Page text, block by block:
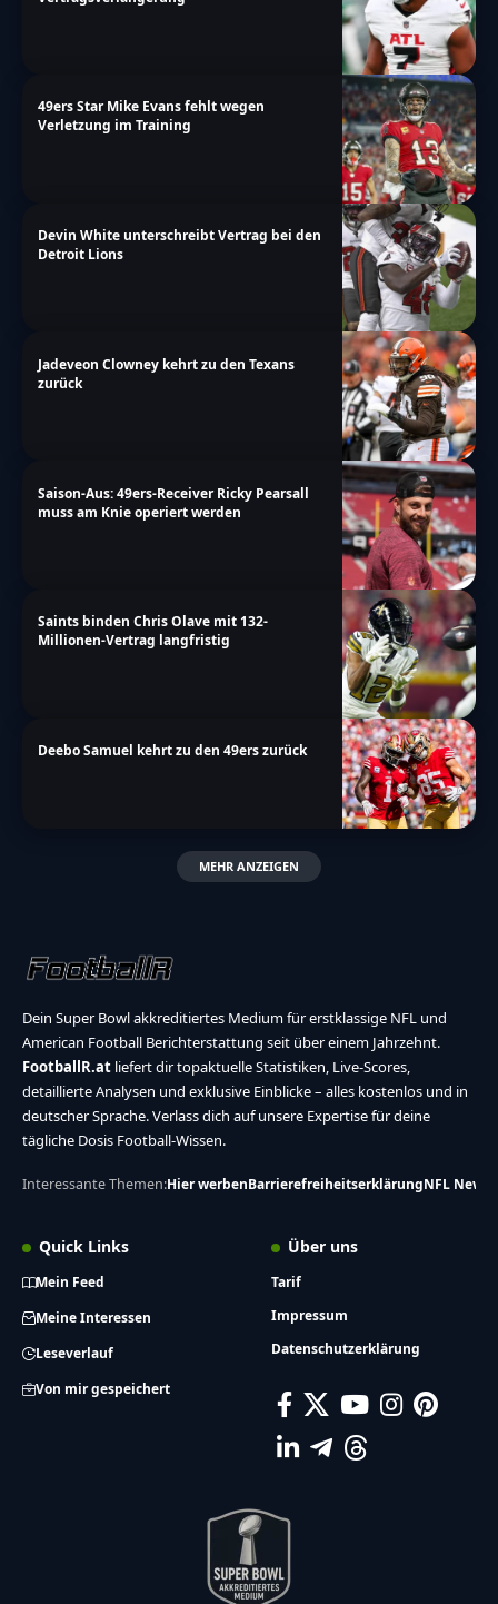
49ers Star Mike Evans fehlt wegen
Verletzung im Training
Devin White unterschreibt Vertrag bei den
Detroit Lions
Jadeveon Clowney kehrt zu den Texans
zurück
Saison-Aus: 49ers-Receiver Ricky Pearsall
muss am Knie operiert werden
Saints binden Chris Olave mit 132-
Millionen-Vertrag langfristig
Deebo Samuel kehrt zu den 49ers zurück
MEHR ANZEIGEN
Dein Super Bowl akkreditiertes Medium für erstklassige NFL und
American Football Berichterstattung seit über einem Jahrzehnt.
FootballR.at liefert dir topaktuelle Statistiken, Live-Scores,
detaillierte Analysen und exklusive Einblicke – alles kostenlos und in
deutscher Sprache. Verlass dich auf unsere Expertise für deine
tägliche Dosis Football-Wissen.
Interessante Themen:Hier werbenBarrierefreiheitserklärungNFL News
Quick Links
Mein Feed
Meine Interessen
Leseverlauf
Von mir gespeichert
Über uns
Tarif
Impressum
Datenschutzerklärung